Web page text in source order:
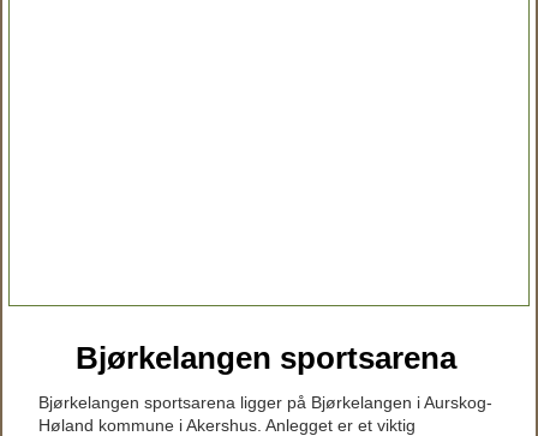
Bjørkelangen sportsarena
Bjørkelangen sportsarena ligger på Bjørkelangen i Aurskog-
Høland kommune i Akershus. Anlegget er et viktig